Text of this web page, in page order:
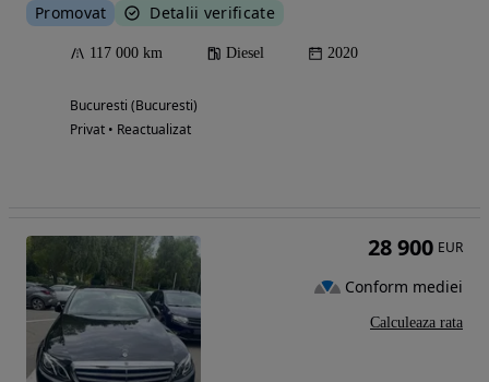
Promovat Detalii verificate
117 000 km Diesel 2020
Bucuresti (Bucuresti)
Privat • Reactualizat
28 900 EUR
Conform mediei
Calculeaza rata